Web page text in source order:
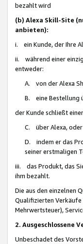
bezahlt wird
(b) Alexa Skill-Site
anbieten):
i. ein Kunde, der Ihre
ii. während einer
entweder:
A. von der Alexa
B. eine Bestellung
der Kunde schließt
C. über Alexa, oder
D. indem er das
seiner erstmaligen
iii. das Produkt, das
ihm bezahlt.
Die aus den einzelnen
Qualifizierten Verkäufe
Mehrwertsteuer),
2. Ausgeschlossene
Unbeschadet des